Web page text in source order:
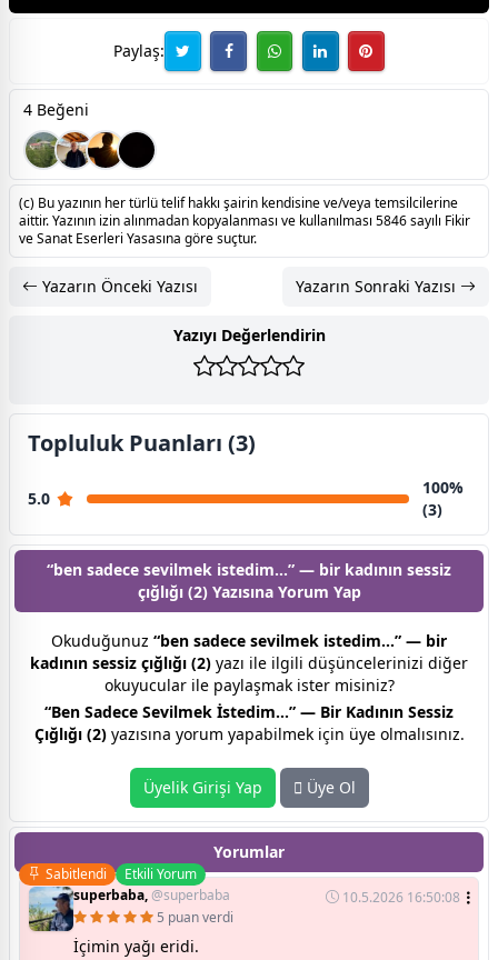
Paylaş:
4 Beğeni
(c) Bu yazının her türlü telif hakkı şairin kendisine ve/veya temsilcilerine
aittir. Yazının izin alınmadan kopyalanması ve kullanılması 5846 sayılı Fikir
ve Sanat Eserleri Yasasına göre suçtur.
Yazarın Önceki Yazısı Yazarın Sonraki Yazısı
Yazıyı Değerlendirin
Topluluk Puanları (3)
5.0
100%
(3)
“ben sadece sevilmek istedim…” — bir kadının sessiz
çığlığı (2) Yazısına Yorum Yap
Okuduğunuz “ben sadece sevilmek istedim…” — bir
kadının sessiz çığlığı (2) yazı ile ilgili düşüncelerinizi diğer
okuyucular ile paylaşmak ister misiniz?
“Ben Sadece Sevilmek İstedim…” — Bir Kadının Sessiz
Çığlığı (2)yazısına yorum yapabilmek için üye olmalısınız.
Üyelik Girişi Yap Üye Ol
Yorumlar
Sabitlendi
Etkili Yorum
superbaba,@superbaba
10.5.2026 16:50:08
5 puan verdi
İçimin yağı eridi.